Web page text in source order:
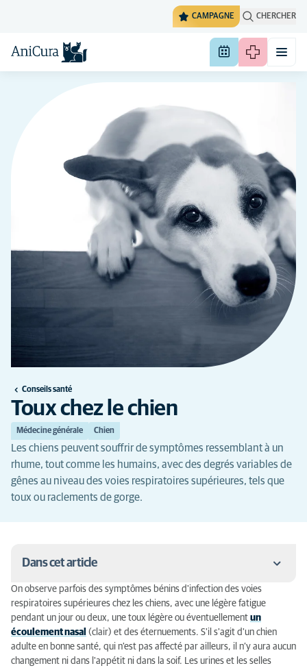
CAMPAGNE CHERCHER
Conseils santé
Toux chez le chien
Médecine générale Chien
Les chiens peuvent souffrir de symptômes ressemblant à un
rhume, tout comme les humains, avec des degrés variables de
gênes au niveau des voies respiratoires supérieures, tels que
toux ou raclements de gorge.
Dans cet article
La toux du chenil
Les acariens des cavités nasales
Le collapsus trachéal
On observe parfois des symptômes bénins d'infection des voies
respiratoires supérieures chez les chiens, avec une légère fatigue
pendant un jour ou deux, une toux légère ou éventuellement un
écoulement nasal (clair) et des éternuements. S'il s'agit d'un chien
adulte en bonne santé, qui n'est pas affecté par ailleurs, il n’y aura aucun
changement ni dans l'appétit ni dans la soif. Les urines et les selles